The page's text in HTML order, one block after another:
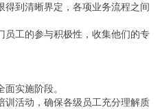
得到清晰界定，各项业务流程之间
员工的参与积极性，收集他们的专
实施阶段。
训活动，确保各级员工充分理解质